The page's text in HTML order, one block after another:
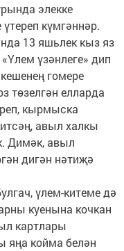
элекке
күмгәннәр.
13 яшьлек кыз яз
үзәнлеге» дип
гомере
төзелгән елларда
кырмыска
авыл халкы
Димәк, авыл
дигән нәтиҗә
үлем-китеме дә
куенына кочкан
картлары
яңа койма белән